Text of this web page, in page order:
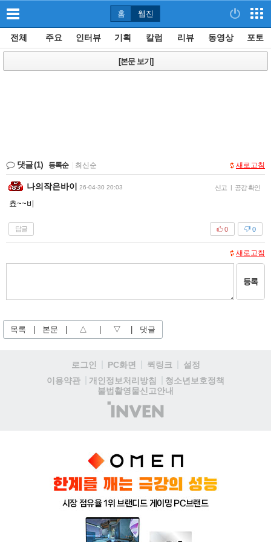
홈 웹진
전체 주요 인터뷰 기획 칼럼 리뷰 동영상 포토
[본문 보기]
댓글(1) 등록순 최신순 새로고침
나의작은바이 26-04-30 20:03 신고 | 공감 확인
쵸~~비
답글 0
0
새로고침
등록
목록 본문 △ ▽ 댓글
로그인 PC화면 퀵링크
설정
이용약관
개인정보처리방침
청소년보호정책
불법촬영물신고안내
(주)
인